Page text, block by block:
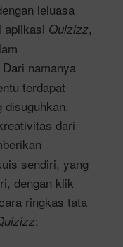
leluasa
aplikasi Quizizz,
Dari namanya
terdapat
dari
sendiri, yang
dengan klik
ringkas tata
: